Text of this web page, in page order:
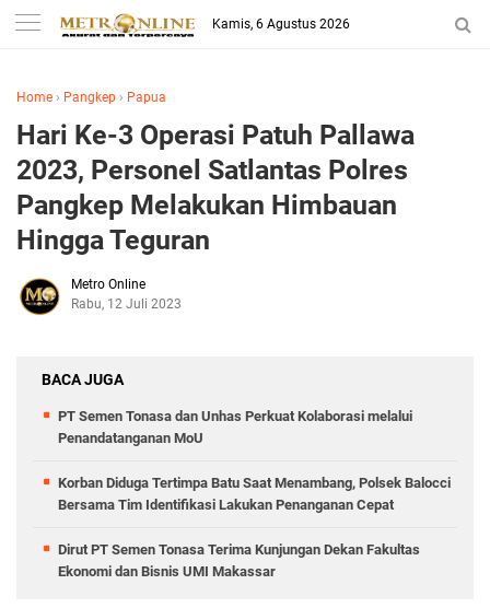
Kamis, 6 Agustus 2026
Home › Pangkep › Papua
Hari Ke-3 Operasi Patuh Pallawa
2023, Personel Satlantas Polres
Pangkep Melakukan Himbauan
Hingga Teguran
Metro Online
Rabu, 12 Juli 2023
BACA JUGA
PT Semen Tonasa dan Unhas Perkuat Kolaborasi melalui
Penandatanganan MoU
Korban Diduga Tertimpa Batu Saat Menambang, Polsek Balocci
Bersama Tim Identifikasi Lakukan Penanganan Cepat
Dirut PT Semen Tonasa Terima Kunjungan Dekan Fakultas
Ekonomi dan Bisnis UMI Makassar